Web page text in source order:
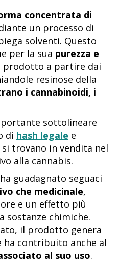
concentrata di
un processo di
solventi. Questo
per la sua purezza e
prodotto a partire dai
resinose della
i cannabinoidi, i
sottolineare
di hash legale e
trovano in vendita nel
alla cannabis.
guadagnato seguaci
che medicinale,
e un effetto più
sostanze chimiche.
il prodotto genera
contribuito anche al
al suo uso.